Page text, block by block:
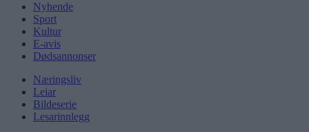
Nyhende
Sport
Kultur
E-avis
Dødsannonser
Næringsliv
Leiar
Bildeserie
Lesarinnlegg